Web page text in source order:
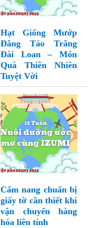
Hạt Giống Mướp
Đắng Táo Trắng
Đài Loan – Món
Quà Thiên Nhiên
Tuyệt Vời
Cẩm nang chuẩn bị
giấy tờ cần thiết khi
vận chuyển hàng
hóa liên tỉnh